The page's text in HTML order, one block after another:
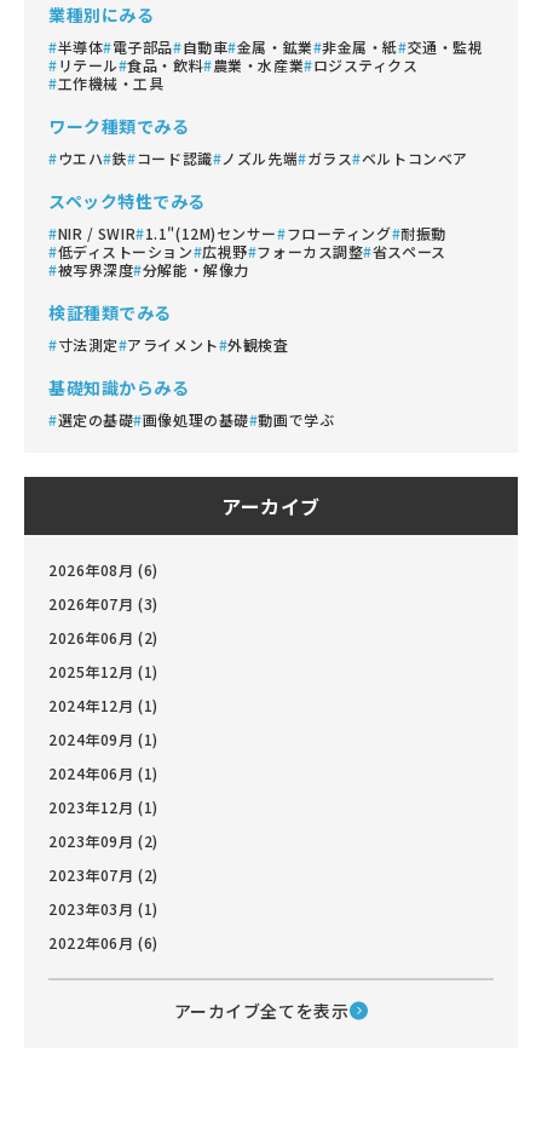
業種別にみる
半導体 電子部品 自動車 金属・鉱業 非金属・紙 交通・監視
リテール 食品・飲料 農業・水産業 ロジスティクス
工作機械・工具
ワーク種類でみる
ウエハ 鉄 コード認識 ノズル先端 ガラス ベルトコンベア
スペック特性でみる
NIR / SWIR 1.1"(12M)センサー フローティング 耐振動
低ディストーション 広視野 フォーカス調整 省スペース
被写界深度 分解能・解像力
検証種類でみる
寸法測定 アライメント 外観検査
基礎知識からみる
選定の基礎 画像処理の基礎 動画で学ぶ
アーカイブ
2026年08月 (6)
2026年07月 (3)
2026年06月 (2)
2025年12月 (1)
2024年12月 (1)
2024年09月 (1)
2024年06月 (1)
2023年12月 (1)
2023年09月 (2)
2023年07月 (2)
2023年03月 (1)
2022年06月 (6)
アーカイブ全てを表示